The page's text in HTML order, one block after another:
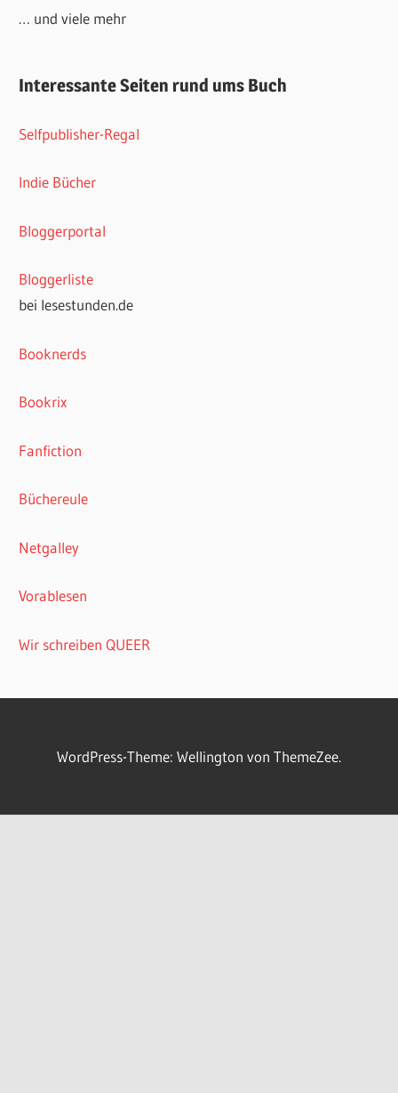
… und viele mehr
Interessante Seiten rund ums Buch
Selfpublisher-Regal
Indie Bücher
Bloggerportal
Bloggerliste
bei lesestunden.de
Booknerds
Bookrix
Fanfiction
Büchereule
Netgalley
Vorablesen
Wir schreiben QUEER
WordPress-Theme: Wellington von ThemeZee.